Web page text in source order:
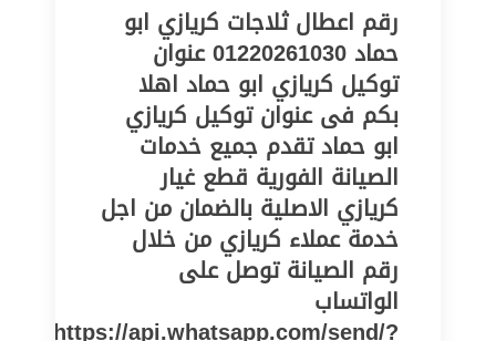
رقم اعطال ثلاجات كريازي ابو
حماد 01220261030 عنوان
توكيل كريازي ابو حماد اهلا
بكم فى عنوان توكيل كريازي
ابو حماد تقدم جميع خدمات
الصيانة الفورية قطع غيار
كريازي الاصلية بالضمان من اجل
خدمة عملاء كريازي من خلال
رقم الصيانة توصل على
الواتساب
https://api.whatsapp.com/send/?